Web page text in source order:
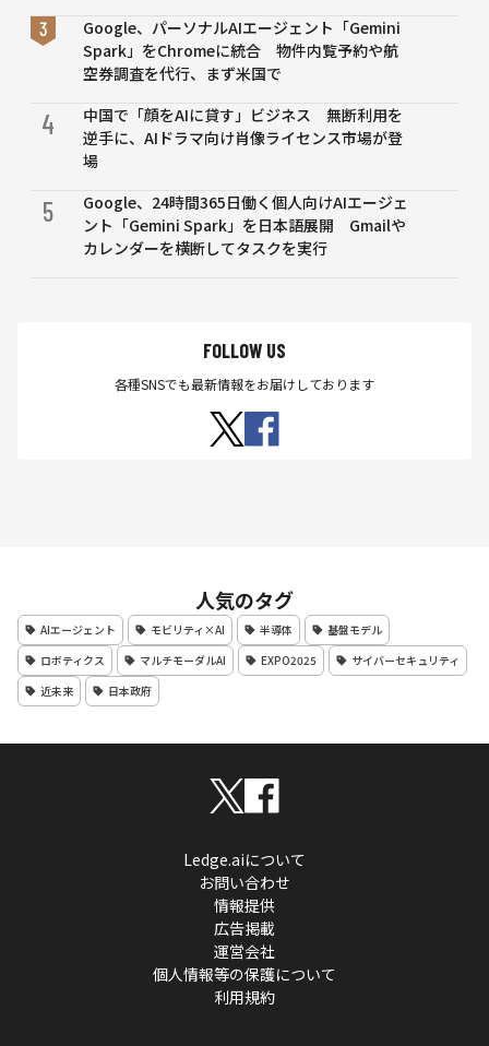
Google、パーソナルAIエージェント「Gemini
Spark」をChromeに統合 物件内覧予約や航
空券調査を代行、まず米国で
4
中国で「顔をAIに貸す」ビジネス 無断利用を
逆手に、AIドラマ向け肖像ライセンス市場が登
場
5
Google、24時間365日働く個人向けAIエージェ
ント「Gemini Spark」を日本語展開 Gmailや
カレンダーを横断してタスクを実行
FOLLOW US
各種SNSでも最新情報をお届けしております
人気のタグ
AIエージェント モビリティ×AI 半導体
基盤モデル
ロボティクス
マルチモーダルAI EXPO2025
サイバーセキュリティ
近未来
日本政府
Ledge.aiについて
お問い合わせ
情報提供
広告掲載
運営会社
個人情報等の保護について
利用規約